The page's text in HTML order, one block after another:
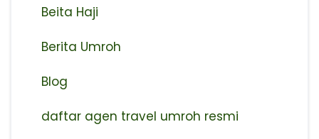
Beita Haji
Berita Umroh
Blog
daftar agen travel umroh resmi